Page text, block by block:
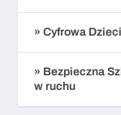
» Cyfrowa
» Bezpieczna
w ruchu